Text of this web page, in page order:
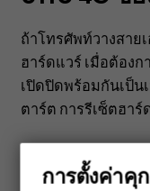
ฉัน
ได้
อย่างไร
ถ้าโทรศัพท์วางสาย
ฮาร์ดแวร์ เมื่อต้อง
เปิดปิดพร้อมกันเป็น
ตาร์ต การรีเซ็ตฮา
การตั้งค่าคุ